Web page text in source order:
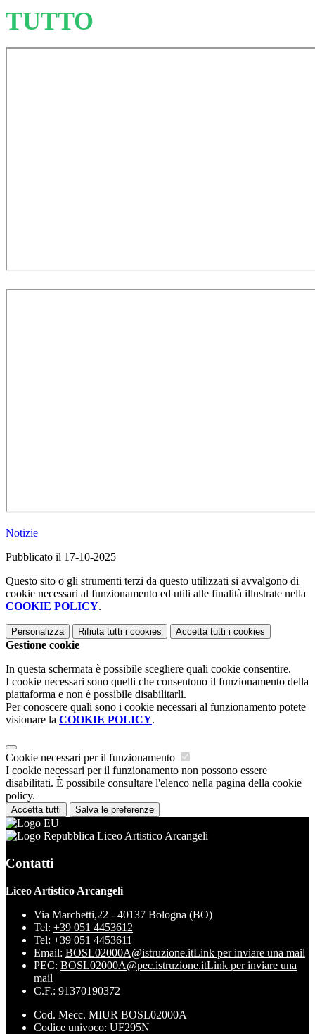
TUTTO
Notizie
Pubblicato il 17-10-2025
Questo sito o gli strumenti terzi da questo utilizzati si avvalgono di
cookie necessari al funzionamento ed utili alle finalità illustrate nella
COOKIE POLICY.
Personalizza Rifiuta tutti i cookies Accetta tutti i cookies
Gestione cookie
In questa schermata è possibile scegliere quali cookie consentire.
I cookie necessari sono quelli che consentono il funzionamento della
piattaforma e non è possibile disabilitarli.
Per conoscere quali sono i cookie necessari al funzionamento potete
visionare la COOKIE POLICY.
Cookie necessari per il funzionamento
I cookie necessari per il funzionamento non possono essere
disabilitati. È possibile consultare l'elenco nella pagina della cookie
policy.
Accetta tutti Salva le preferenze
Liceo Artistico Arcangeli
Contatti
Liceo Artistico Arcangeli
Via Marchetti,22 - 40137 Bologna (BO)
Tel: +39 051 4453612
Tel: +39 051 4453611
Email: BOSL02000A@istruzione.itLink per inviare una mail
PEC: BOSL02000A@pec.istruzione.itLink per inviare una
mail
C.F.: 91370190372
Cod. Mecc. MIUR BOSL02000A
Codice univoco: UF295N